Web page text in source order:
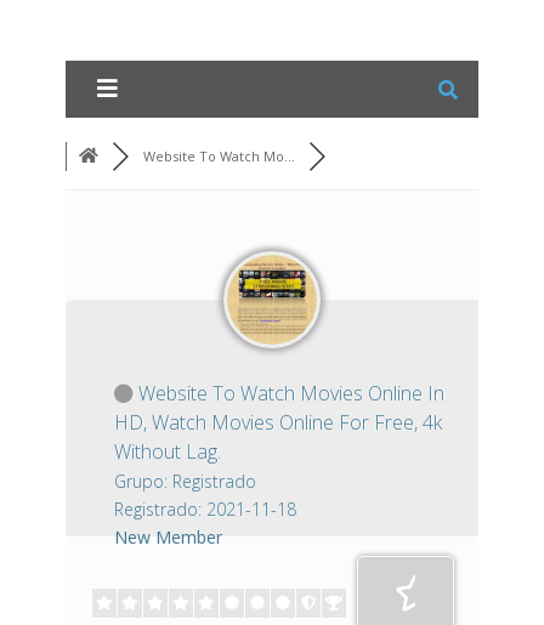
Website To Watch Mo...
Website To Watch Movies Online In
HD, Watch Movies Online For Free, 4k
Without Lag.
Grupo: Registrado
Registrado: 2021-11-18
New Member